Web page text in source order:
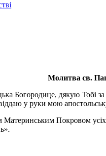
Молитва св.
Богородице, дякую Тобі
у руки мою
Покровом усіх